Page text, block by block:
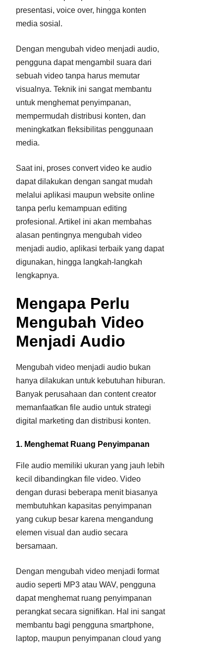
presentasi, voice over, hingga konten
media sosial.
Dengan mengubah video menjadi audio,
pengguna dapat mengambil suara dari
sebuah video tanpa harus memutar
visualnya. Teknik ini sangat membantu
untuk menghemat penyimpanan,
mempermudah distribusi konten, dan
meningkatkan fleksibilitas penggunaan
media.
Saat ini, proses convert video ke audio
dapat dilakukan dengan sangat mudah
melalui aplikasi maupun website online
tanpa perlu kemampuan editing
profesional. Artikel ini akan membahas
alasan pentingnya mengubah video
menjadi audio, aplikasi terbaik yang dapat
digunakan, hingga langkah-langkah
lengkapnya.
Mengapa Perlu
Mengubah Video
Menjadi Audio
Mengubah video menjadi audio bukan
hanya dilakukan untuk kebutuhan hiburan.
Banyak perusahaan dan content creator
memanfaatkan file audio untuk strategi
digital marketing dan distribusi konten.
1. Menghemat Ruang Penyimpanan
File audio memiliki ukuran yang jauh lebih
kecil dibandingkan file video. Video
dengan durasi beberapa menit biasanya
membutuhkan kapasitas penyimpanan
yang cukup besar karena mengandung
elemen visual dan audio secara
bersamaan.
Dengan mengubah video menjadi format
audio seperti MP3 atau WAV, pengguna
dapat menghemat ruang penyimpanan
perangkat secara signifikan. Hal ini sangat
membantu bagi pengguna smartphone,
laptop, maupun penyimpanan cloud yang